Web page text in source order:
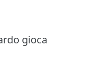
gioca